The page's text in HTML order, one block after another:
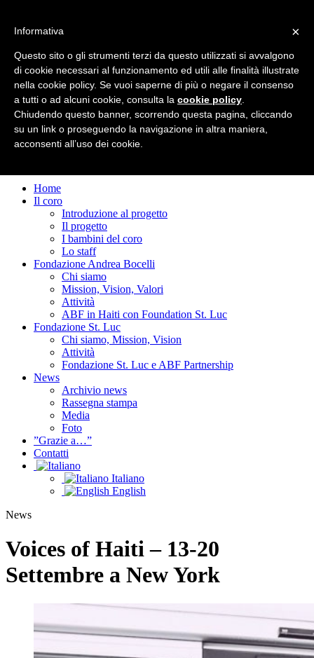
Toggle navigation
Home
Il coro
Introduzione al progetto
Il progetto
I bambini del coro
Lo staff
Fondazione Andrea Bocelli
Chi siamo
Mission, Vision, Valori
Attività
ABF in Haiti con Foundation St. Luc
Fondazione St. Luc
Chi siamo, Mission, Vision
Attività
Fondazione St. Luc e ABF Partnership
News
Archivio news
Rassegna stampa
Media
Foto
”Grazie a…”
Contatti
Italiano
English
News
Voices of Haiti – 13-20
Settembre a New York
×
Informativa
Questo sito o gli strumenti terzi da questo utilizzati si avvalgono
di cookie necessari al funzionamento ed utili alle finalità illustrate
nella cookie policy. Se vuoi saperne di più o negare il consenso
a tutti o ad alcuni cookie, consulta la cookie policy
Chiudendo questo banner, scorrendo questa pagina, cliccando
su un link o proseguendo la navigazione in altra maniera,
acconsenti all’uso dei cookie.